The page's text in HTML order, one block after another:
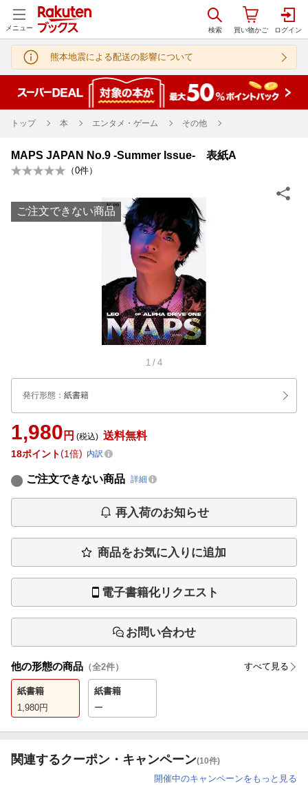
メニュー
熊本地震による配送の影響について
トップ 本 エンタメ・ゲーム その他
MAPS JAPAN No.9 -Summer Issue- 表紙A
（0件）
ご注文できない商品
1 / 4
発行形態 ： 紙書籍
1,980 円 (税込) 送料無料
18ポイント 1倍 内訳
ご注文できない商品 詳細
再入荷のお知らせ
商品をお気に入りに追加
電子書籍化リクエスト
お問い合わせ
他の形態の商品 （全2件） すべて見る
紙書籍
1,980円
紙書籍
ー
関連するクーポン・キャンペーン(10件)
開催中のキャンペーンをもっと見る